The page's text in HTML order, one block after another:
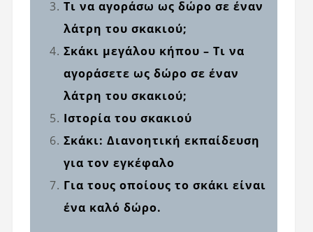
Τι να αγοράσω ως δώρο σε έναν
λάτρη του σκακιού;
Σκάκι μεγάλου κήπου – Τι να
αγοράσετε ως δώρο σε έναν
λάτρη του σκακιού;
Ιστορία του σκακιού
Σκάκι: Διανοητική εκπαίδευση
για τον εγκέφαλο
Για τους οποίους το σκάκι είναι
ένα καλό δώρο.